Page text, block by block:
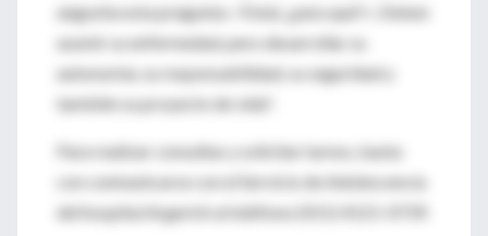
angustia esta pregunta: «Total, ¿para qué?». Deben
asumir su enfermedad, pero desarrollar su
autonomía, su responsabilidad, su seguridad y
también su proyecto de vida".
Para realizar consultas y solicitar turnos, basta
con conmunicarse con el Servicio de Adolescencia
del hospital Argerich al teléfono (011) 4121-0739.